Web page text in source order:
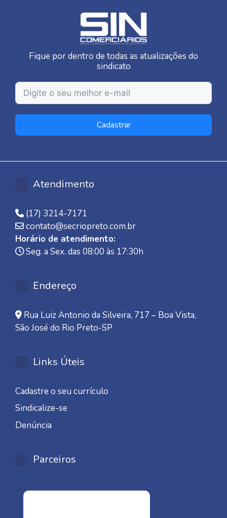
Fique por dentro de todas as atualizações do
sindicato
Cadastrar
Atendimento
(17) 3214-7171
contato@secriopreto.com.br
Horário de atendimento:
Seg. a Sex. das 08:00 às 17:30h
Endereço
Rua Luiz Antonio da Silveira, 717 – Boa Vista,
São José do Rio Preto-SP
Links Úteis
Cadastre o seu currículo
Sindicalize-se
Denúncia
Parceiros